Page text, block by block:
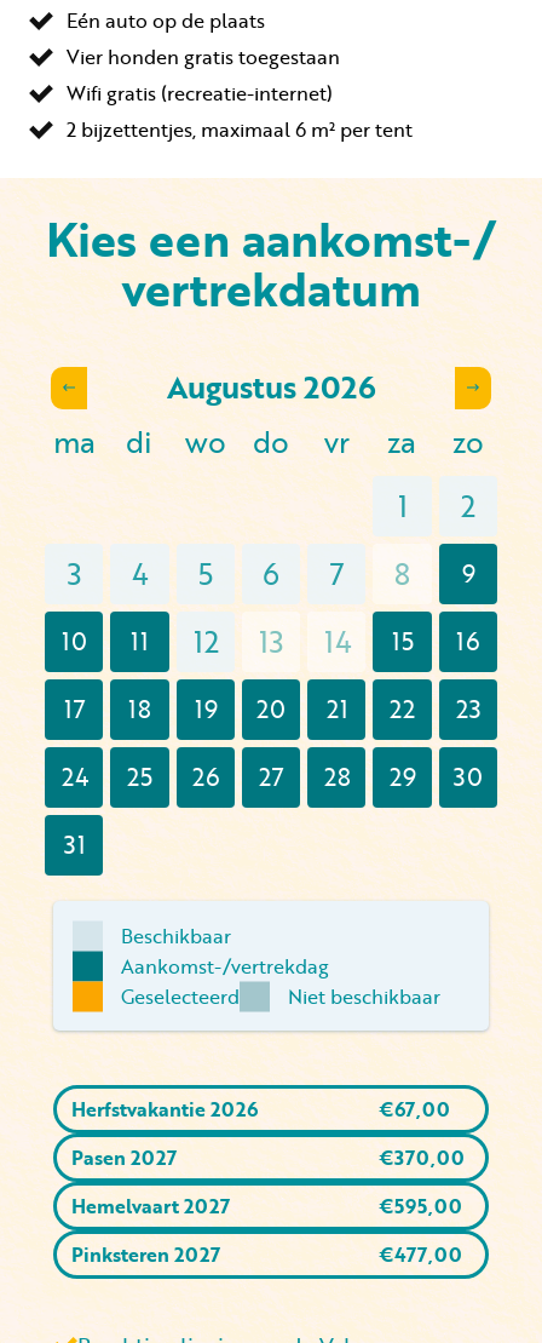
Eén auto op de plaats
Vier honden gratis toegestaan
Wifi gratis (recreatie-internet)
2 bijzettentjes, maximaal 6 m² per tent
Kies een aankomst-/
vertrekdatum
Augustus2026
ma di wo do vr za
zo
1
2
3
4 5 6 7 8
9
10
11 12 13 14 15
16
17
18 19 20 21 22
23
24
25 26 27 28 29
30
31
Beschikbaar
Aankomst-/vertrekdag
Geselecteerd
Niet beschikbaar
Herfstvakantie 2026 €67,00
Pasen 2027
€370,00
Hemelvaart 2027
€595,00
Pinksteren 2027
€477,00